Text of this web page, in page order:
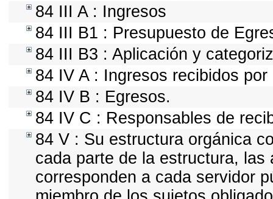
84 III A : Ingresos
84 III B1 : Presupuesto de
84 III B3 : Aplicación y
84 IV A : Ingresos recibidos
84 IV B : Egresos.
84 IV C : Responsables de
84 V : Su estructura orgánica
cada parte de la estructura,
corresponden a cada servidor